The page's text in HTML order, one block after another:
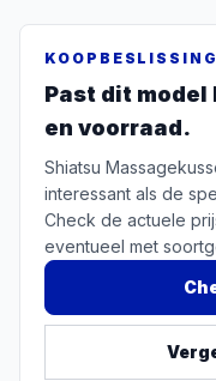
KOOPBESLISSING
Past dit
en voorraad.
Shiatsu
interessant als de
Check de actuele
eventueel met